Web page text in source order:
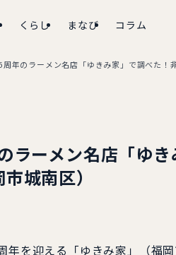
くらし まなび コラム
周年のラーメン名店「ゆきみ家」で調べた！
ラーメン名店「ゆ
城南区）
年を迎える「ゆきみ家」（福